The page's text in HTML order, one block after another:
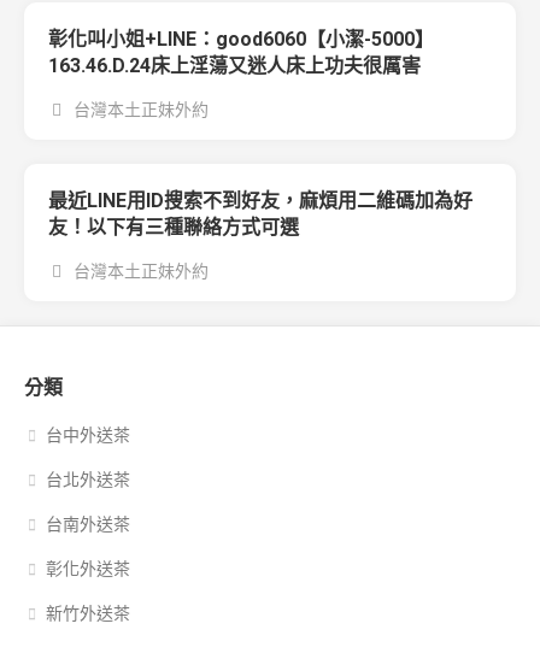
彰化叫小姐+LINE：good6060【小潔-5000】
163.46.D.24床上淫蕩又迷人床上功夫很厲害
台灣本土正妹外約
最近LINE用ID搜索不到好友，麻煩用二維碼加為好
友！以下有三種聯絡方式可選
台灣本土正妹外約
分類
台中外送茶
台北外送茶
台南外送茶
彰化外送茶
新竹外送茶